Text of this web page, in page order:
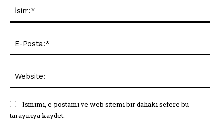
Ismimi, e-postamı ve web sitemi bir dahaki sefere bu
tarayıcıya kaydet.